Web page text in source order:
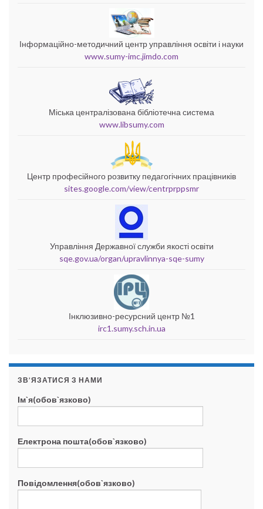
Інформаційно-методичний центр управління освіти і науки
www.sumy-imc.jimdo.com
Міська централізована бібліотечна система
www.libsumy.com
Центр професійного розвитку педагогічних працівників
sites.google.com/view/centrprppsmr
Управління Державної служби якості освіти
sqe.gov.ua/organ/upravlinnya-sqe-sumy
Інклюзивно-ресурсний центр №1
irc1.sumy.sch.in.ua
ЗВ’ЯЗАТИСЯ З НАМИ
Ім`я(обов`язково)
Електрона пошта(обов`язково)
Повідомлення(обов`язково)